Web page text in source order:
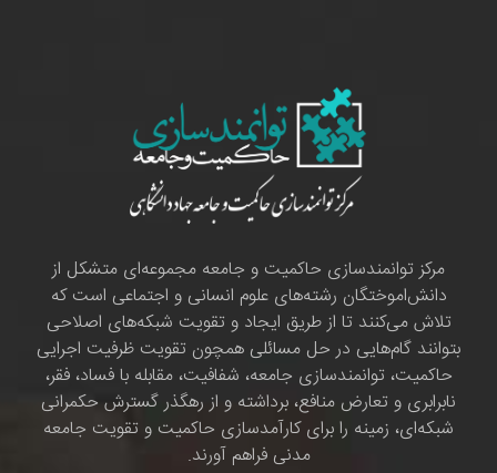
مرکز توانمندسازی حاکمیت و جامعه مجموعه‌ای متشکل از
دانش‌اموختگان رشته‌های علوم انسانی و اجتماعی است که
تلاش می‌کنند تا از طریق ایجاد و تقویت شبکه‌های اصلاحی
بتوانند گام‌هایی در حل مسائلی همچون تقویت ظرفیت اجرایی
حاکمیت، توانمندسازی جامعه، شفافیت، مقابله با فساد، فقر،
نابرابری و تعارض منافع، برداشته و از رهگذر گسترش حکمرانی
شبکه‌ای، زمینه را برای کارآمدسازی حاکمیت و تقویت جامعه
مدنی فراهم آورند.